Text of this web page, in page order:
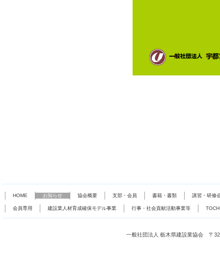
HOME お知らせ 協会概要 支部・会員 書籍・書類 講習・研修
会員専用 建設業人材育成確保モデル事業 行事・社会貢献活動事業等
一般社団法人 栃木県建設業協会 〒